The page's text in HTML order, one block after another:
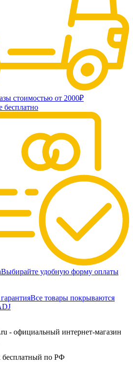
стоимостью от 2000₽
бесплатно
Выбирайте удобную форму оплаты
Все товары покрываются
- официальный интернет-магазин
бесплатный по РФ